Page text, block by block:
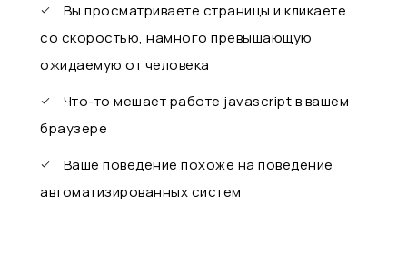
Вы просматриваете страницы и кликаете
со скоростью, намного превышающую
ожидаемую от человека
Что-то мешает работе javascript в вашем
браузере
Ваше поведение похоже на поведение
автоматизированных систем